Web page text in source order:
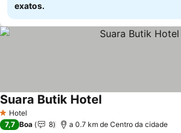
exatos.
1 Estrelas
Hotel
Suara Butik Hotel
7,7 Boa 8 a 0.7 km de Centro da cidade